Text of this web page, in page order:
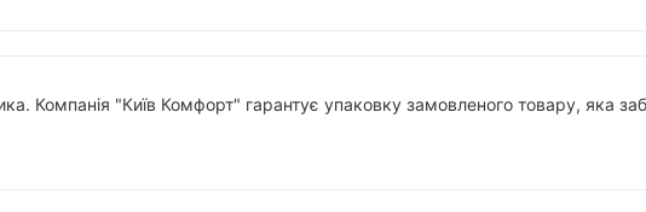
Компанія "Київ Комфорт" гарантує упаковку замовленого товару, яка